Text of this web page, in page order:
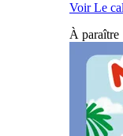
Voir Le
À paraître